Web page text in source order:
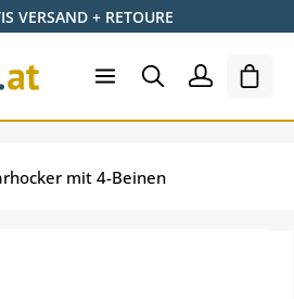
VERSAND + RETOURE
mit 4-Beinen